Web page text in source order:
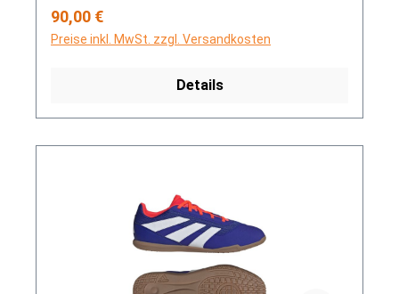
Regulärer Preis:
90,00 €
Preise inkl. MwSt. zzgl. Versandkosten
Details